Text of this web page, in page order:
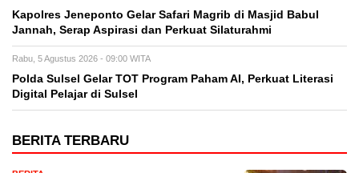
Kapolres Jeneponto Gelar Safari Magrib di Masjid Babul
Jannah, Serap Aspirasi dan Perkuat Silaturahmi
Rabu, 5 Agustus 2026 - 09:00 WITA
Polda Sulsel Gelar TOT Program Paham AI, Perkuat Literasi
Digital Pelajar di Sulsel
BERITA TERBARU